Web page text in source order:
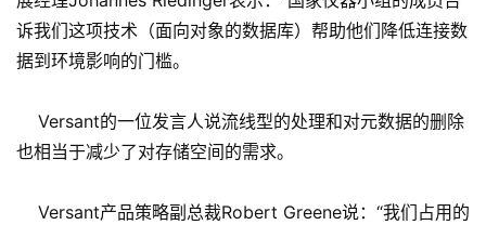
诉我们这项技术（面向对象的数据库）帮助他们降低连接数
据到环境影响的门槛。
Versant的一位发言人说流线型的处理和对元数据的删除
也相当于减少了对存储空间的需求。
Versant产品策略副总裁Robert Greene说：“我们占用的